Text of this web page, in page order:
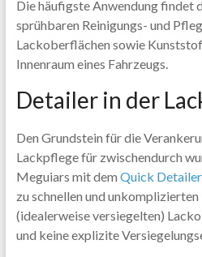
Die häufigste Anwendung findet
sprühbaren Reinigungs- und
Lackoberflächen sowie
Innenraum eines Fahrzeugs.
Detailer in der
Den Grundstein für die
Lackpflege für zwischendurch
Meguiars mit dem Quick Detailer
zu schnellen und
(idealerweise versiegelten)
und keine explizite